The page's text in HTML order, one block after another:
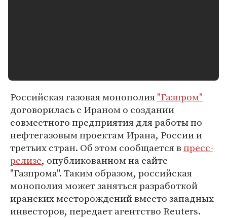
Российская газовая монополия"Газпром"
договорилась с Ираном о создании
совместного предприятия для работы по
нефтегазовым проектам Ирана, России и
третьих стран. Об этом сообщается впресс-
релизе, опубликованном на сайте
"Газпрома". Таким образом, российская
монополия может заняться разработкой
иранских месторождений вместо западных
инвесторов, передает агентство Reuters.